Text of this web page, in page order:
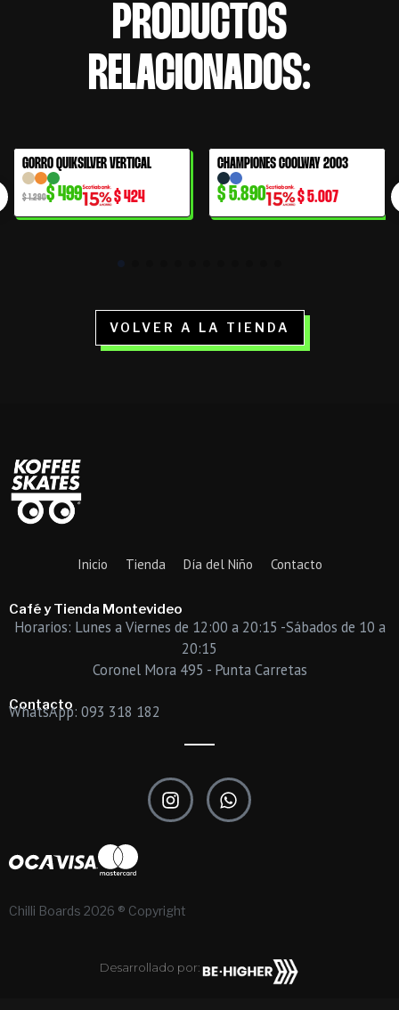
PRODUCTOS
RELACIONADOS:
61% OFF
GORRO QUIKSILVER VERTICAL
$1.290
El
precio
original
era:
$499
El
precio
actual
es:
$424
CHAMPIONES COOLWAY 2003
$5.890 $5.007
VOLVER A LA TIENDA
Inicio Tienda Día del Niño Contacto
Café y Tienda Montevideo
Horarios: Lunes a Viernes de 12:00 a 20:15 -Sábados de 10 a
20:15
Coronel Mora 495 - Punta Carretas
Contacto
WhatsApp: 093 318 182
Chilli Boards 2026 ® Copyright
I
n
s
a
W
h
a
Desarrollado por: